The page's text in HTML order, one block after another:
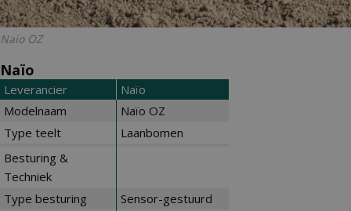
Naio OZ
Naïo
Leverancier
Naïo
Modelnaam
Naïo OZ
Type teelt
Laanbomen
Besturing &
Techniek
Type besturing
Sensor-gestuurd